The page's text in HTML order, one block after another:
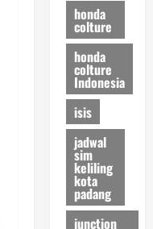
honda
colture
honda
colture
Indonesia
isis
jadwal
sim
keliling
kota
padang
junction